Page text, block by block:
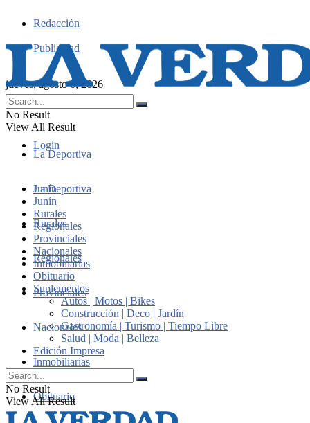
Redacción
Publicidad
jueves, agosto 6, 2026
Login
No Result
View All Result
La Deportiva
Junín
Rurales
Regionales
Provinciales
Nacionales
Inmobiliarias
Obituario
La Deportiva
Junín
Rurales
Regionales
Provinciales
Nacionales
Inmobiliarias
Obituario
Suplementos
Autos | Motos | Bikes
Construcción | Deco | Jardín
Gastronomía | Turismo | Tiempo Libre
Salud | Moda | Belleza
Edición Impresa
No Result
View All Result